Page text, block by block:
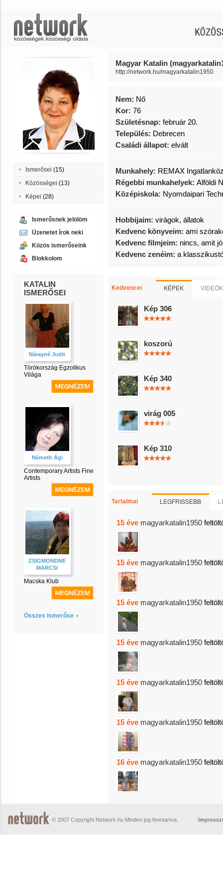
Ismerősei (15)
Közösségei (13)
Képei (28)
Ismerősnek jelölöm
Üzenetet írok neki
Közös ismerőseink
Blokkolom
KATALIN
ISMERŐSEI
Nárayné Judit
Törökország Egzotikus
Világa
Németh Ági
Contemporary Artists Fine
Artists
ZSIGMONDNE
MARCSI
Macska Klub
Összes ismerőse
Magyar Katalin
http://network.hu/magyarkatalin1950
Nem: Nő
Kor: 76
Születésnap: február 20.
Település: Debrecen
Családi állapot: elvált
Munkahely: REMAX
Régebbi munkahelyek: Alföldi
Középiskola: Nyomdaipari
Hobbijaim: virágok, állatok
Kedvenc könyveim: ami
Kedvenc filmjeim: nincs, amit
Kedvenc zenéim: a
Kedvencei KÉPEK VIDEÓK
Kép 306
koszorú
Kép 340
virág 005
Kép 310
Tartalmai LEGFRISSEBB
15 éve magyarkatalin1950
15 éve magyarkatalin1950
15 éve magyarkatalin1950
15 éve magyarkatalin1950
15 éve magyarkatalin1950
15 éve magyarkatalin1950
16 éve magyarkatalin1950
© 2007 Copyright Network.hu Minden jog fenntartva.